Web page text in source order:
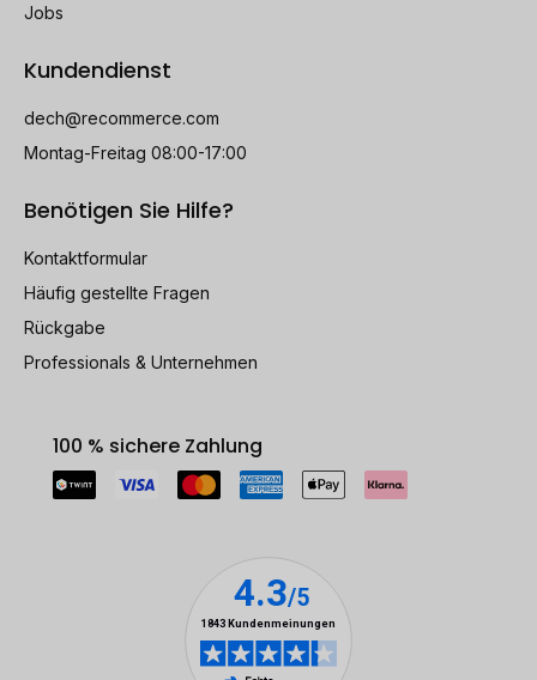
Jobs
Kundendienst
dech@recommerce.com
Montag-Freitag 08:00-17:00
Benötigen Sie Hilfe?
Kontaktformular
Häufig gestellte Fragen
Rückgabe
Professionals & Unternehmen
100 % sichere Zahlung